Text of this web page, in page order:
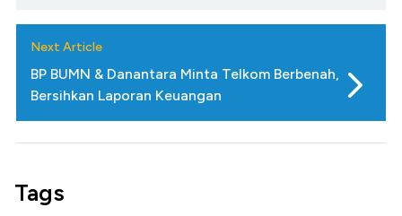
Next Article
BP BUMN & Danantara Minta Telkom Berbenah,
Bersihkan Laporan Keuangan
Tags